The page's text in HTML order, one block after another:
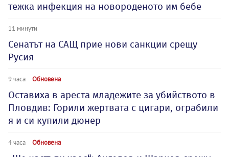
тежка инфекция на новороденото им бебе
11 минути
Сенатът на САЩ прие нови санкции срещу
Русия
9 часа Обновена
Оставиха в ареста младежите за убийството в
Пловдив: Горили жертвата с цигари, ограбили
я и си купили дюнер
4 часа Обновена